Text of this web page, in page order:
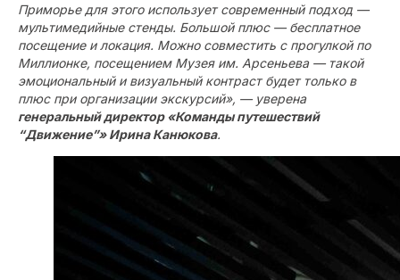
Приморье для этого использует современный подход —
мультимедийные стенды. Большой плюс — бесплатное
посещение и локация. Можно совместить с прогулкой по
Миллионке, посещением Музея им. Арсеньева — такой
эмоциональный и визуальный контраст будет только в
плюс при организации экскурсий», — уверена
генеральный директор «Команды путешествий
“Движение”» Ирина Канюкова.